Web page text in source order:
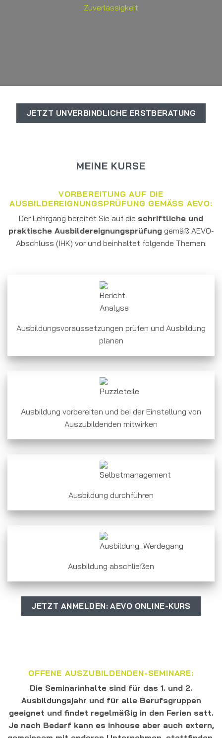
Zuverlässigkeit
JETZT UNVERBINDLICHE ERSTBERATUNG
MEINE KURSE
VORBEREITUNG AUF DIE
AUSBILDEREIGNUNGSPRÜFUNG GEMÄSS AEVO:
Der Lehrgang bereitet Sie auf die schriftliche und
praktische Ausbildereignungsprüfunggemäß AEVO-
Abschluss (IHK) vor und beinhaltet folgende Themen:
Ausbildungsvoraussetzungen prüfen und Ausbildung
planen
Ausbildung vorbereiten und bei der Einstellung von
Auszubildenden mitwirken
Ausbildung durchführen
Ausbildung abschließen
JETZT ANMELDEN: AEVO ONLINE-KURS
OFFENE AUSZUBILDENDEN-SEMINARE:
Die Seminarinhalte sind für das 1. und 2.
Ausbildungsjahr und für alle Berufsgruppen
geeignet und findet regelmäßig in den Ferien satt.
Je nach Bedarf kann es inhouse aber auch extern,